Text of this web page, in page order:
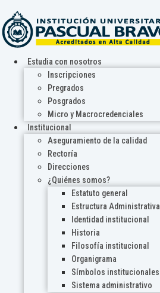
Estudia con nosotros
Inscripciones
Pregrados
Posgrados
Micro y Macrocredenciales
Institucional
Aseguramiento de la calidad
Rectoría
Direcciones
¿Quiénes somos?
Estatuto general
Estructura Administrativa
Identidad institucional
Historia
Filosofía institucional
Organigrama
Símbolos institucionales
Sistema administrativo